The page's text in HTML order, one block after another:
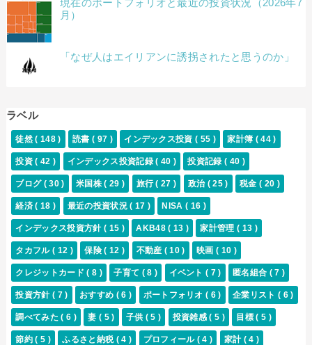
月）
「なぜ人はエイリアンに誘拐されたと思うのか」
ラベル
徒然( 148 ) 読書 ( 97 ) インデックス投資( 55 ) 家計簿 ( 44 )
投資( 42 ) インデックス投資記録( 40 ) 投資記録( 40 )
ブログ ( 30 ) 米国株( 29 ) 旅行( 27 ) 政治 ( 25 ) 税金 ( 20 )
経済( 18 ) 最近の投資状況( 17 ) NISA( 16 )
インデックス投資方針 ( 15 ) AKB48( 13 ) 家計管理( 13 )
タカフル( 12 ) 保険( 12 ) 不動産 ( 10 ) 映画( 10 )
クレジットカード( 8 ) 子育て ( 8 ) イベント( 7 ) 匿名組合 ( 7 )
投資方針( 7 ) おすすめ ( 6 ) ポートフォリオ( 6 ) 企業リスト ( 6 )
調べてみた( 6 ) 妻 ( 5 ) 子供 ( 5 ) 投資雑感( 5 ) 目標( 5 )
節約( 5 ) ふるさと納税 ( 4 ) プロフィール ( 4 ) 家計 ( 4 )